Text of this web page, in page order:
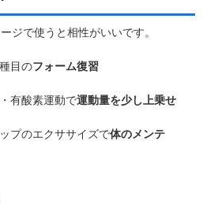
ジで使うと相性がいいです。
目のフォーム復習
有酸素運動で運動量を少し上乗せ
プのエクササイズで体のメンテ